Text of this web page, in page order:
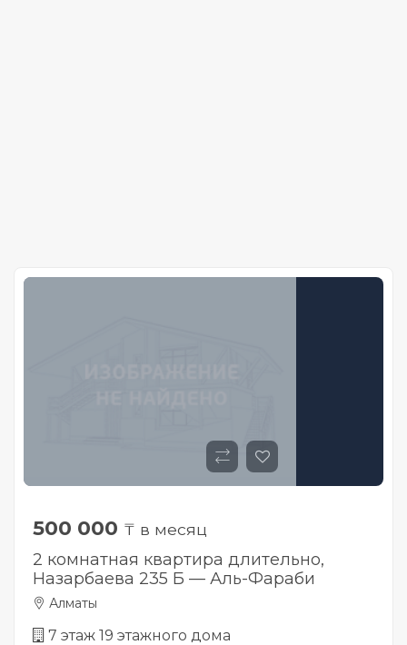
500 000 ₸ в месяц
2 комнатная квартира длительно,
Назарбаева 235 Б — Аль-Фараби
Алматы
7 этаж 19 этажного дома